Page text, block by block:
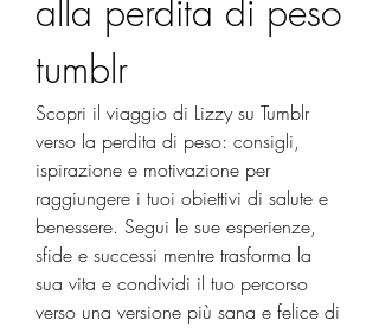
alla perdita di peso
tumblr
Scopri il viaggio di Lizzy su Tumblr
verso la perdita di peso: consigli,
ispirazione e motivazione per
raggiungere i tuoi obiettivi di salute e
benessere. Segui le sue esperienze,
sfide e successi mentre trasforma la
sua vita e condividi il tuo percorso
verso una versione più sana e felice di